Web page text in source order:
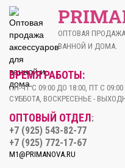
ОПТОВАЯ
ВАННОЙ И ДОМА.
ВРЕМЯ РАБОТЫ:
ПН-ЧТ С 09:00 ДО 18:00, ПТ С
СУББОТА, ВОСКРЕСЕНЬЕ -
ОПТОВЫЙ ОТДЕЛ:
+7 (925) 543-82-77
+7 (925) 772-17-67
M1@PRIMANOVA.RU